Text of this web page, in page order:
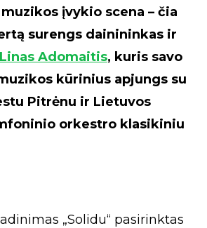
įvykio scena – čia
surengs dainininkas ir
Linas Adomaitis, kuris savo
kūrinius apjungs su
Pitrėnu ir Lietuvos
orkestro klasikiniu
„Solidu“ pasirinktas